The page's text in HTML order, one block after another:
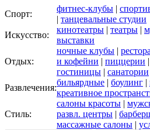
Спорт:
фитнес-клубы |
| танцевальные студии
Искусство:
кинотеатры | театры |
выставки
Отдых:
ночные клубы |
и кофейни | пиццерии |
гостиницы | санатории
Развлечения:
бильярдные | боулинг |
креативное
Стиль:
салоны красоты |
развл. центры |
массажные салоны |